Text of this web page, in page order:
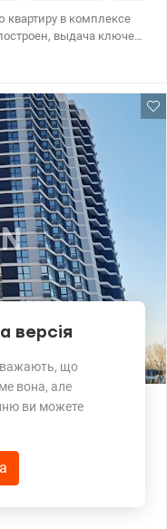
квартиру в комплексе
выдача ключей
с контролем доступа.
зоны для
ЖК
Киев
версія
що
вона, але
ви можете